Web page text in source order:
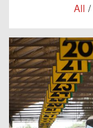
All /